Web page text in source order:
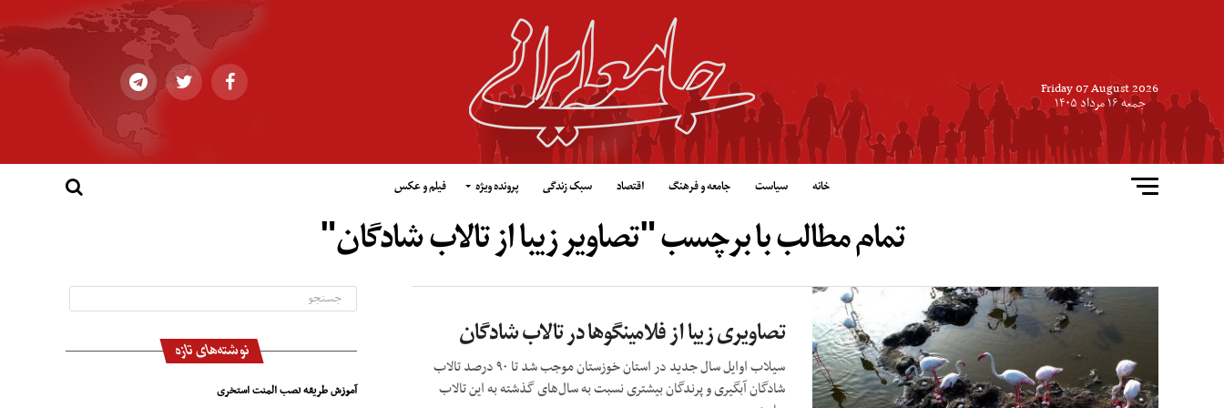
Friday 07 August 2026
جمعه ۱۶ مرداد ۱۴۰۵
خانه سیاست جامعه و فرهنگ اقتصاد سبک زندگی پرونده ویژه فیلم و عکس
تمام مطالب با برچسب "تصاویر زیبا از تالاب شادگان"
تصاویری زیبا از فلامینگوها در تالاب شادگان
سیلاب اوایل سال جدید در استان خوزستان موجب شد تا ۹۰ درصد تالاب
شادگان آبگیری و پرندگان بیشتری نسبت به سال‌های گذشته به این تالاب
نوشته‌های تازه
آموزش طریقه نصب المنت استخری